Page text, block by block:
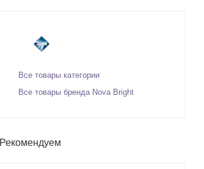
Все товары категории
Все товары бренда Nova Bright
Рекомендуем